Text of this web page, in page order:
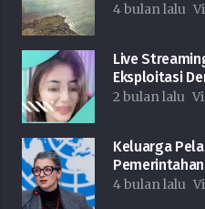
4 bulan lalu
Live
Eksploitasi
2 bulan lalu
Keluarga
4 bulan lalu